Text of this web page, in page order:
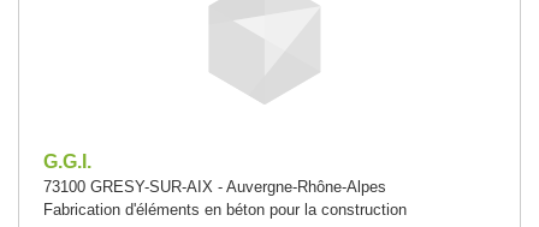
G.G.I.
73100 GRESY-SUR-AIX - Auvergne-Rhône-Alpes
Fabrication d'éléments en béton pour la construction